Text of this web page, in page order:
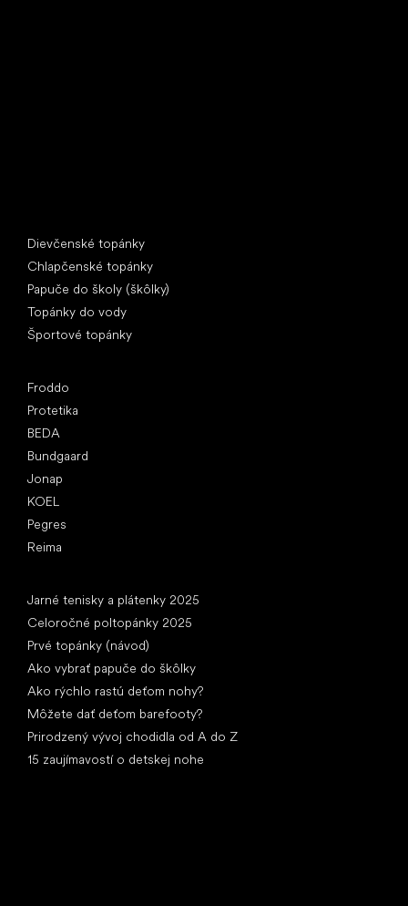
Dievčenské topánky
Chlapčenské topánky
Papuče do školy (škôlky)
Topánky do vody
Športové topánky
Froddo
Protetika
BEDA
Bundgaard
Jonap
KOEL
Pegres
Reima
Jarné tenisky a plátenky 2025
Celoročné poltopánky 2025
Prvé topánky (návod)
Ako vybrať papuče do škôlky
Ako rýchlo rastú deťom nohy?
Môžete dať deťom barefooty?
Prirodzený vývoj chodidla od A do Z
15 zaujímavostí o detskej nohe